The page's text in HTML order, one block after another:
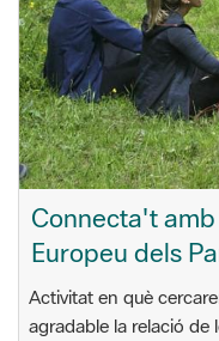
Connecta't
Europeu dels
Activitat en què
agradable la relació de